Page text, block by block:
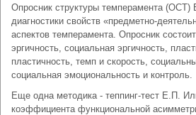
Опросник структуры темперамента
диагностики свойств «предметно-
аспектов темперамента. Опросник
эргичность, социальная эргичность,
пластичность, темп и скорость,
социальная эмоциональность и контроль.
Еще одна методика - теппинг-тест Е.П.
коэффициента функциональной